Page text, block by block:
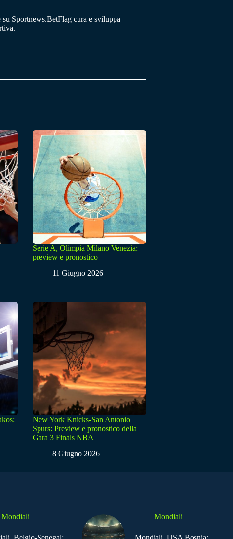
Sportnews.BetFlag cura e sviluppa
Serie A, Olimpia Milano Venezia:
preview e pronostico
11 Giugno 2026
New York Knicks-San Antonio
Spurs: Preview e pronostico della
Gara 3 Finals NBA
8 Giugno 2026
Mondiali
Belgio-Senegal:
Mondiali
Mondiali, USA Bosnia: